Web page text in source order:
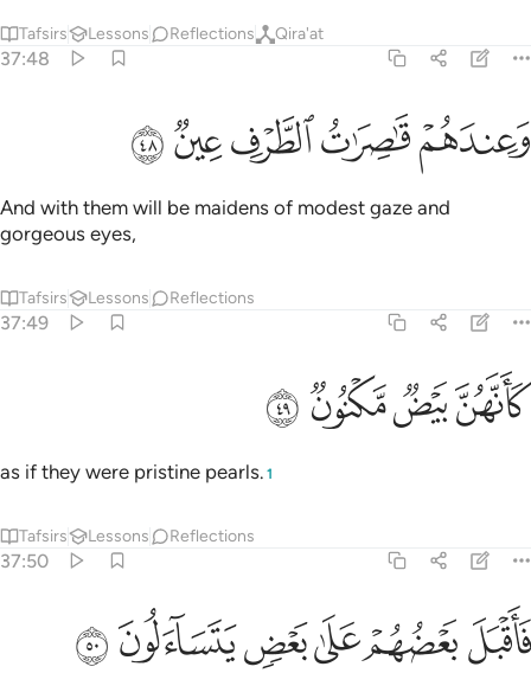
Tafsirs Lessons Reflections Qira'at
37:48
وعندهم قاصرات الطرف عين ٤٨
وَعِندَهُمْ قَـٰصِرَٰتُ ٱلطَّرْفِ عِينٌۭ ٤٨
ﳎﳏﳐﳑﳒ
And with them will be maidens of modest gaze and
gorgeous eyes,
Tafsirs Lessons Reflections
37:49
كانهن بيض مكنون ٤٩
كَأَنَّهُنَّ بَيْضٌۭ مَّكْنُونٌۭ ٤٩
ﳓﳔﳕﳖ
as if they were pristine pearls. 1
Tafsirs Lessons Reflections
37:50
فاقبل بعضهم على بعض يتساءلون ٥٠
فَأَقْبَلَ بَعْضُهُمْ عَلَىٰ بَعْضٍۢ يَتَسَآءَلُونَ ٥٠
ﳗﳘﳙﳚﳛﳜ